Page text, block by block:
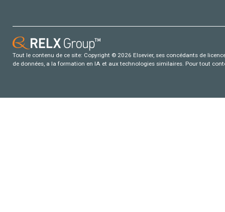
Tout le contenu de ce site: Copyright © 2026 Elsevier, ses concédants de
de données, a la formation en IA et aux technologies similaires. Pour tout